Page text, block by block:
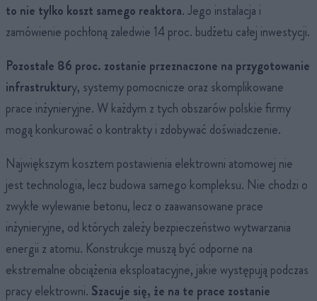
to nie tylko koszt samego reaktora. Jego instalacja i
zamówienie pochłoną zaledwie 14 proc. budżetu całej inwestycji.
Pozostałe 86 proc. zostanie przeznaczone na przygotowanie
infrastruktury, systemy pomocnicze oraz skomplikowane
prace inżynieryjne. W każdym z tych obszarów polskie firmy
mogą konkurować o kontrakty i zdobywać doświadczenie.
Największym kosztem postawienia elektrowni atomowej nie
jest technologia, lecz budowa samego kompleksu. Nie chodzi o
zwykłe wylewanie betonu, lecz o zaawansowane prace
inżynieryjne, od których zależy bezpieczeństwo wytwarzania
energii z atomu. Konstrukcje muszą być odporne na
ekstremalne obciążenia eksploatacyjne, jakie występują podczas
pracy elektrowni. Szacuje się, że na te prace zostanie